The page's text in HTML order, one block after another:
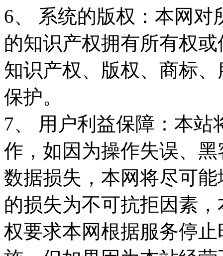
6、 系统的版权：本网
的知识产权拥有所有权
知识产权、版权、商标
保护。
7、 用户利益保障：本
作，如因为操作失误、
数据损失，本网将尽可
的损失为不可抗拒因素
权要求本网根据服务停